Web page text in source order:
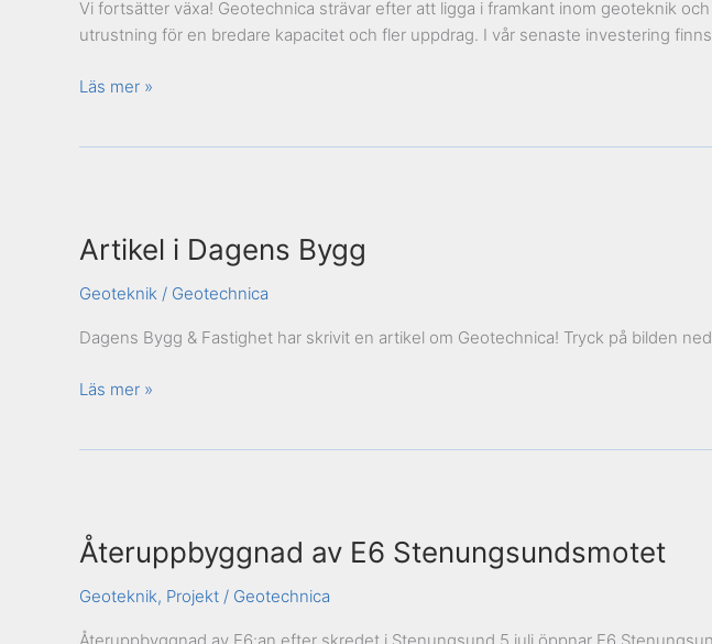
Vi fortsätter växa! Geotechnica strävar efter att ligga i framkant inom geoteknik
utrustning för en bredare kapacitet och fler uppdrag. I vår senaste investering
Läs mer »
Artikel i Dagens Bygg
Geoteknik / Geotechnica
Dagens Bygg & Fastighet har skrivit en artikel om Geotechnica! Tryck på bilden
Dagens
Läs mer »
Återuppbyggnad av E6 Stenungsundsmotet
Geoteknik, Projekt / Geotechnica
E6
Stenungsundsmotet